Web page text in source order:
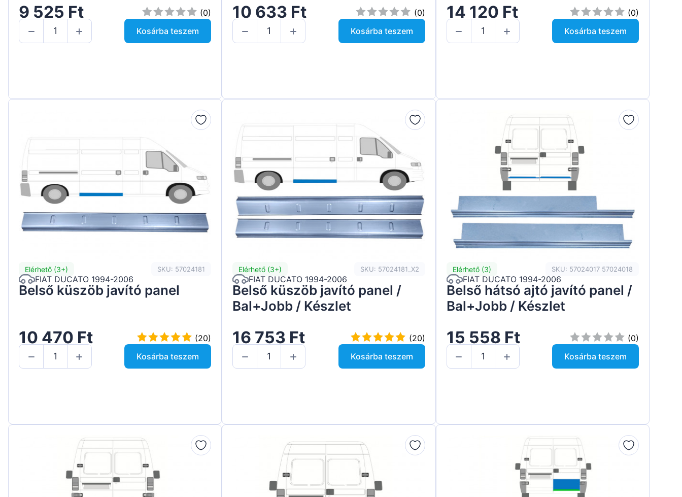
9 525 Ft
(0)
Kosárba teszem
10 633 Ft
(0)
Kosárba teszem
14 120 Ft
(0)
Kosárba teszem
Elérhető (3+) SKU: 57024181
FIAT DUCATO 1994-2006
Belső küszöb javító panel
10 470 Ft
(20)
Kosárba teszem
Elérhető (3+) SKU: 57024181_X2
FIAT DUCATO 1994-2006
Belső küszöb javító panel /
Bal+Jobb / Készlet
16 753 Ft
(20)
Kosárba teszem
Elérhető (3) SKU: 57024017 57024018
FIAT DUCATO 1994-2006
Belső hátsó ajtó javító panel /
Bal+Jobb / Készlet
15 558 Ft
(0)
Kosárba teszem